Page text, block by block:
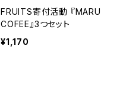
FRUITS寄付活動 『MARU
COFEE』3つセット
¥1,170